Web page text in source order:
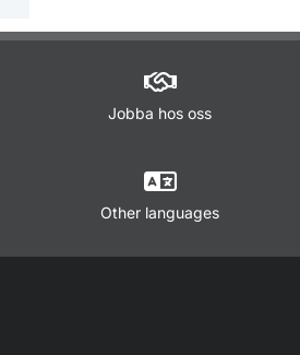
Jobba hos oss
Other languages